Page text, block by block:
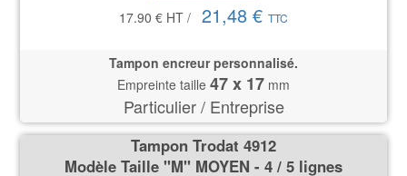
17.90 € HT / 21,48 € TTC
Tampon encreur personnalisé.
Empreinte taille 47 x 17 mm
Particulier / Entreprise
Tampon Trodat 4912
Modèle Taille ''M'' MOYEN - 4 / 5 lignes